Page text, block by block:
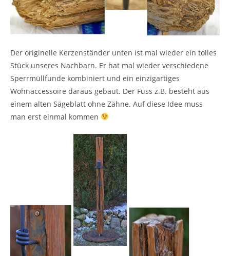
Der originelle Kerzenständer unten ist mal wieder ein tolles
Stück unseres Nachbarn. Er hat mal wieder verschiedene
Sperrmüllfunde kombiniert und ein einzigartiges
Wohnaccessoire daraus gebaut. Der Fuss z.B. besteht aus
einem alten Sägeblatt ohne Zähne. Auf diese Idee muss
man erst einmal kommen